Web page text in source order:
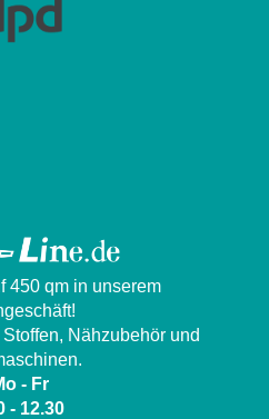
450 qm in unserem
Nähzubehör und
- Fr
- 12.30